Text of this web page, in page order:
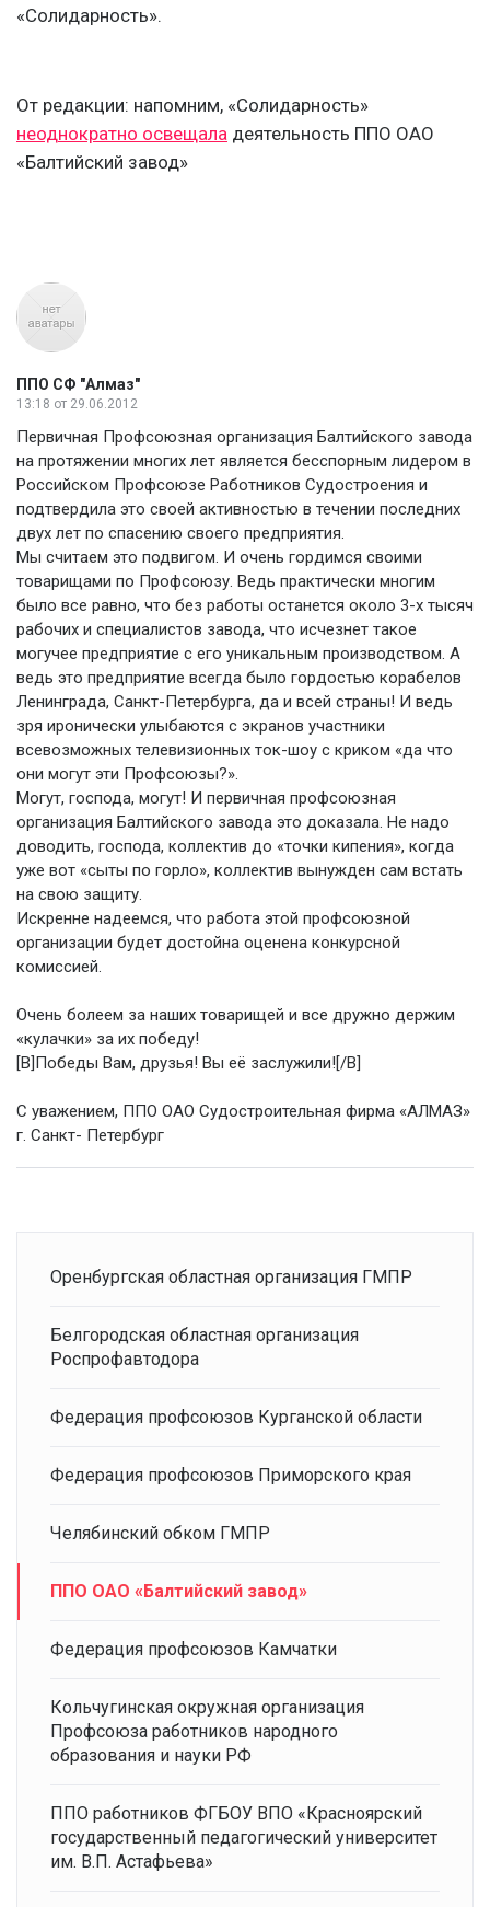
«Солидарность».
От редакции: напомним, «Солидарность»
неоднократно освещала деятельность ППО ОАО
«Балтийский завод»
ППО СФ "Алмаз"
13:18 от 29.06.2012
Первичная Профсоюзная организация Балтийского завода
на протяжении многих лет является бесспорным лидером в
Российском Профсоюзе Работников Судостроения и
подтвердила это своей активностью в течении последних
двух лет по спасению своего предприятия.
Мы считаем это подвигом. И очень гордимся своими
товарищами по Профсоюзу. Ведь практически многим
было все равно, что без работы останется около 3-х тысяч
рабочих и специалистов завода, что исчезнет такое
могучее предприятие с его уникальным производством. А
ведь это предприятие всегда было гордостью корабелов
Ленинграда, Санкт-Петербурга, да и всей страны! И ведь
зря иронически улыбаются с экранов участники
всевозможных телевизионных ток-шоу с криком «да что
они могут эти Профсоюзы?».
Могут, господа, могут! И первичная профсоюзная
организация Балтийского завода это доказала. Не надо
доводить, господа, коллектив до «точки кипения», когда
уже вот «сыты по горло», коллектив вынужден сам встать
на свою защиту.
Искренне надеемся, что работа этой профсоюзной
организации будет достойна оценена конкурсной
комиссией.
Очень болеем за наших товарищей и все дружно держим
«кулачки» за их победу!
[B]Победы Вам, друзья! Вы её заслужили![/B]
С уважением, ППО ОАО Судостроительная фирма «АЛМАЗ»
г. Санкт- Петербург
Оренбургская областная организация ГМПР
Белгородская областная организация
Роспрофавтодора
Федерация профсоюзов Курганской области
Федерация профсоюзов Приморского края
Челябинский обком ГМПР
ППО ОАО «Балтийский завод»
Федерация профсоюзов Камчатки
Кольчугинская окружная организация
Профсоюза работников народного
образования и науки РФ
ППО работников ФГБОУ ВПО «Красноярский
государственный педагогический университет
им. В.П. Астафьева»